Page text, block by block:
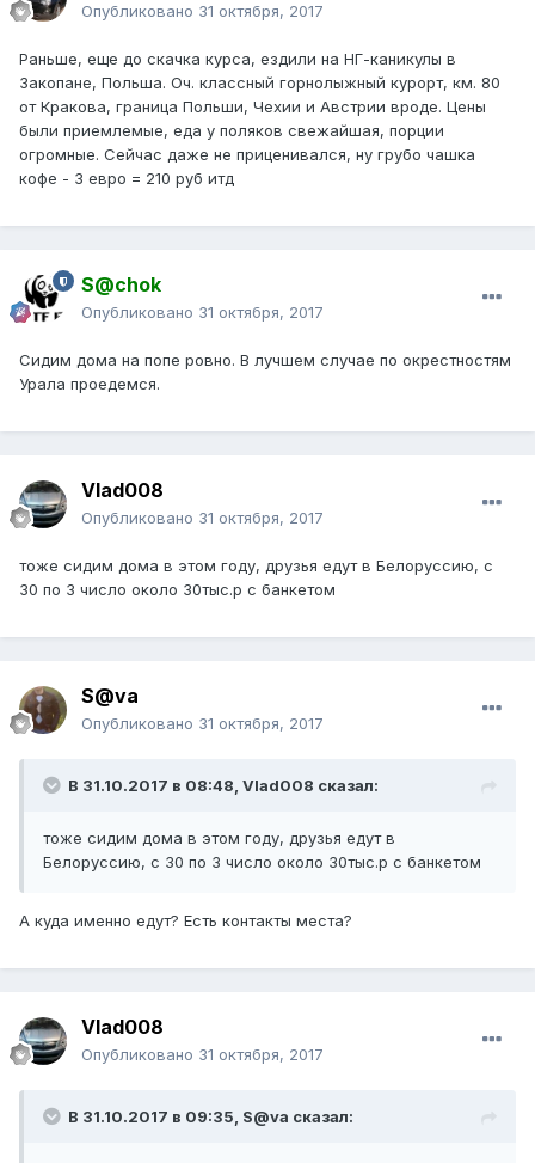
Опубликовано 31 октября, 2017
Раньше, еще до скачка курса, ездили на НГ-каникулы в
Закопане, Польша. Оч. классный горнолыжный курорт, км. 80
от Кракова, граница Польши, Чехии и Австрии вроде. Цены
были приемлемые, еда у поляков свежайшая, порции
огромные. Сейчас даже не приценивался, ну грубо чашка
кофе - 3 евро = 210 руб итд
S@chok
Опубликовано 31 октября, 2017
Сидим дома на попе ровно. В лучшем случае по окрестностям
Урала проедемся.
Vlad008
Опубликовано 31 октября, 2017
тоже сидим дома в этом году, друзья едут в Белоруссию, с
30 по 3 число около 30тыс.р с банкетом
S@va
Опубликовано 31 октября, 2017
В 31.10.2017 в 08:48, Vlad008 сказал:
тоже сидим дома в этом году, друзья едут в
Белоруссию, с 30 по 3 число около 30тыс.р с банкетом
А куда именно едут? Есть контакты места?
Vlad008
Опубликовано 31 октября, 2017
В 31.10.2017 в 09:35, S@va сказал: